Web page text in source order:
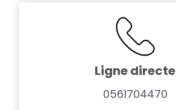
Ligne directe
0561704470